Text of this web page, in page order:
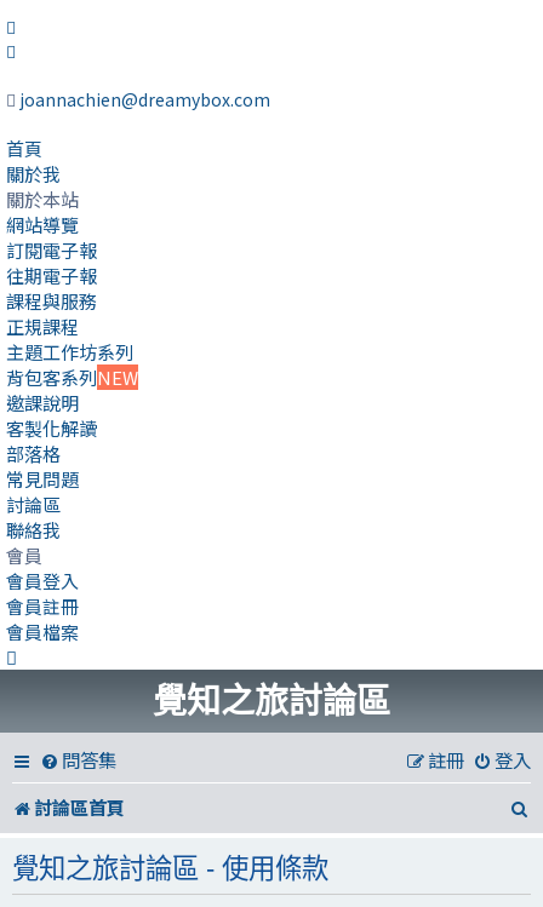
joannachien@dreamybox.com
首頁
關於我
關於本站
網站導覽
訂閱電子報
往期電子報
課程與服務
正規課程
主題工作坊系列
背包客系列NEW
邀課說明
客製化解讀
部落格
常見問題
討論區
聯絡我
會員
會員登入
會員註冊
會員檔案
覺知之旅討論區
問答集 登入
註冊
討論區首頁
覺知之旅討論區 - 使用條款